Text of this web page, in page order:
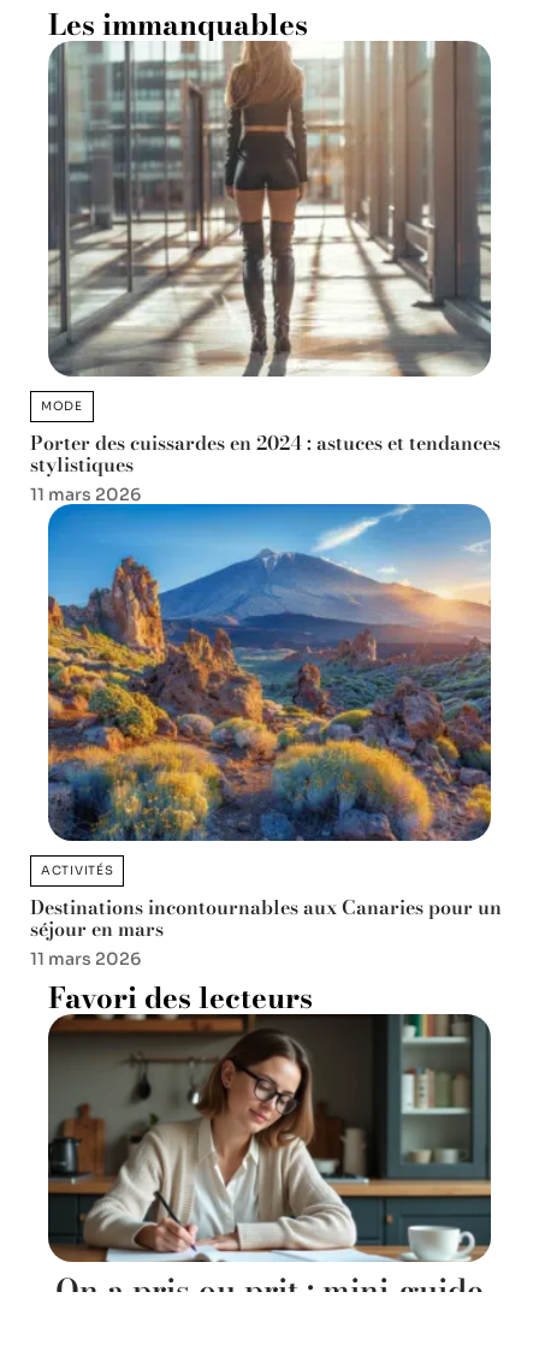
Les immanquables
MODE
Porter des cuissardes en 2024 : astuces et tendances
stylistiques
11 mars 2026
ACTIVITÉS
Destinations incontournables aux Canaries pour un
séjour en mars
11 mars 2026
Favori des lecteurs
On a pris ou prit : mini-guide